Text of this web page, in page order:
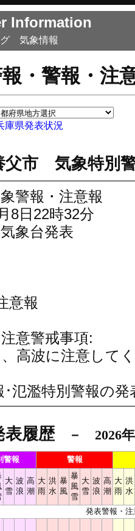
Information
グ 気象情報
・警報・注
庫県発表状況
市 気象特別警
警報・注意報
8日22時32分
象台発表
意報
意警戒事項:
高波に注意して
･氾濫特別警報の
履歴－ 2026年8
警報 警報
大
雪
波
浪
高
潮
大
雨
洪
水
暴
風
暴
風
雪
大
雪
波
浪
高
潮
大
雨
洪
水
発表警報・